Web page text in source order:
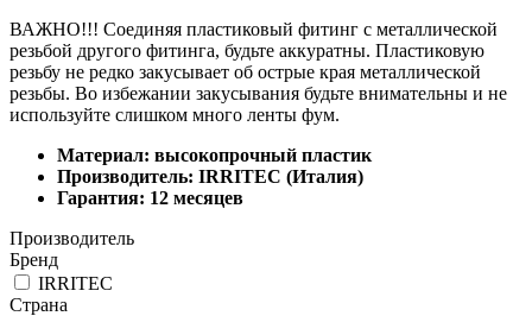
ВАЖНО!!! Соединяя пластиковый фитинг с металлической
резьбой другого фитинга, будьте аккуратны. Пластиковую
резьбу не редко закусывает об острые края металлической
резьбы. Во избежании закусывания будьте внимательны и не
используйте слишком много ленты фум.
Материал: высокопрочный пластик
Производитель: IRRITEC (Италия)
Гарантия: 12 месяцев
Производитель
Бренд
IRRITEC
Страна